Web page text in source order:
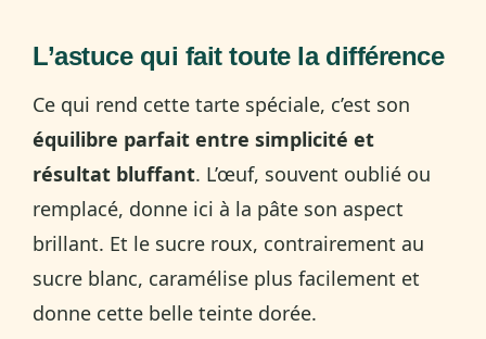
L’astuce qui fait toute la différence
Ce qui rend cette tarte spéciale, c’est son
équilibre parfait entre simplicité et
résultat bluffant. L’œuf, souvent oublié ou
remplacé, donne ici à la pâte son aspect
brillant. Et le sucre roux, contrairement au
sucre blanc, caramélise plus facilement et
donne cette belle teinte dorée.